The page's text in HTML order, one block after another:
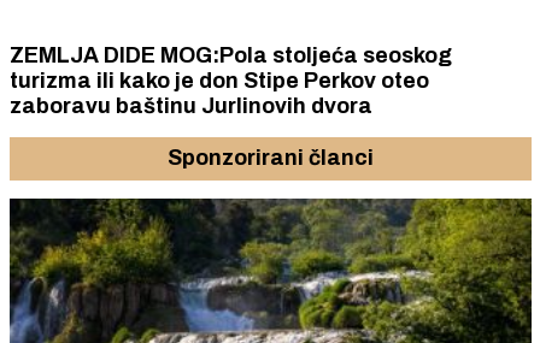
ZEMLJA DIDE MOG:Pola stoljeća seoskog
turizma ili kako je don Stipe Perkov oteo
zaboravu baštinu Jurlinovih dvora
Sponzorirani članci